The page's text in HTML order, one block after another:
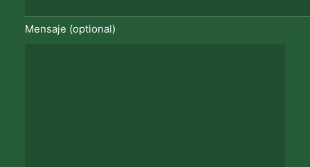
Mensaje (optional)